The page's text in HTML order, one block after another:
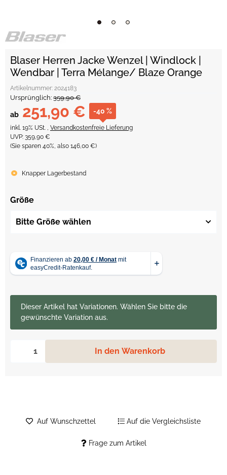
Blaser Herren Jacke Wenzel | Windlock |
Wendbar | Terra Mélange/ Blaze Orange
Artikelnummer: 2024183
Ursprünglich: 359,90 €
ab 251,90 € -40 %
inkl. 19% USt. , Versandkostenfreie Lieferung
UVP: 359,90 €
(Sie sparen 40%, also 146,00 €)
Knapper Lagerbestand
Größe
Bitte Größe wählen
In den Warenkorb
xDieser Artikel hat Variationen. Wählen Sie bitte die
gewünschte Variation aus.
Frage zum Artikel
Auf Wunschzettel Auf die Vergleichsliste